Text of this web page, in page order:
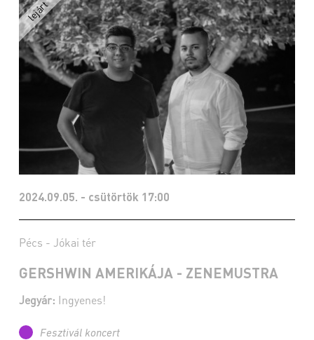
2024.09.05. - csütörtök 17:00
Pécs - Jókai tér
GERSHWIN AMERIKÁJA - ZENEMUSTRA
Jegyár: Ingyenes!
Fesztivál koncert